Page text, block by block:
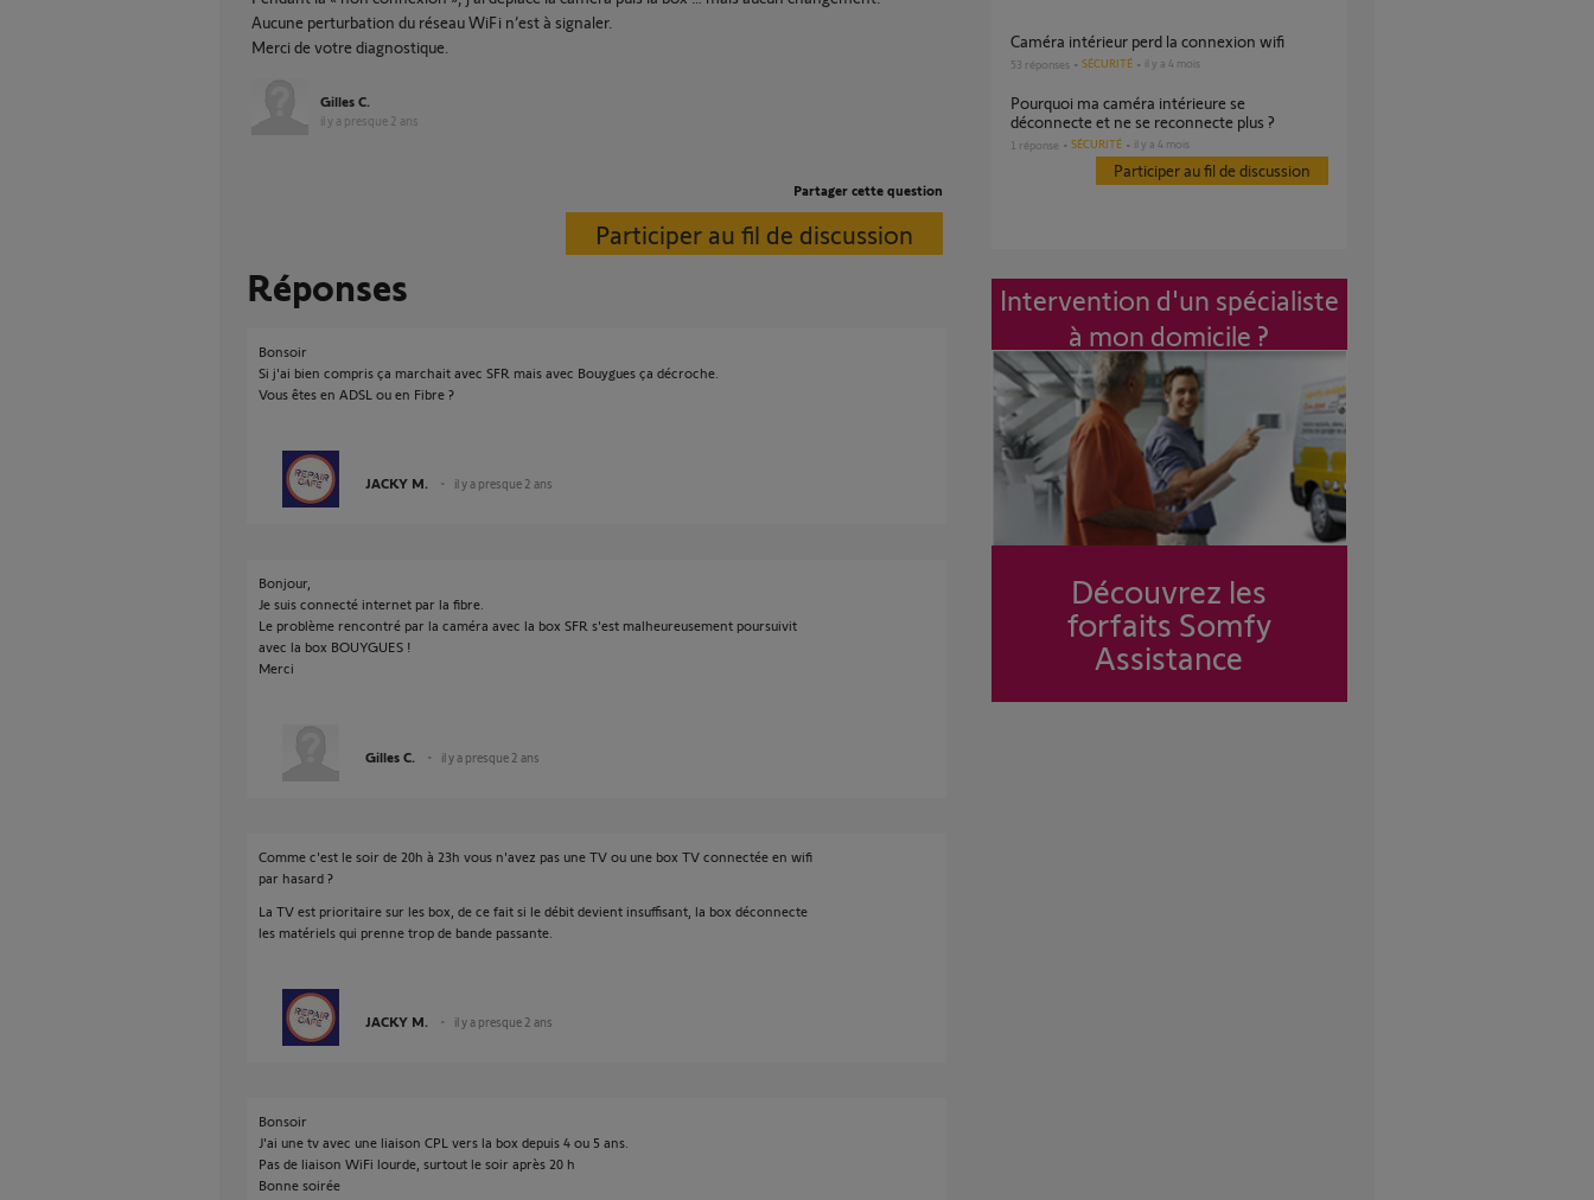
Aucune perturbation du réseau WiFi n’est à signaler.
Merci de votre diagnostique.
Gilles C.
il y a presque 2 ans
Partager cette question
Participer au fil de discussion
Réponses
Bonsoir
Si j'ai bien compris ça marchait avec SFR mais avec Bouygues ça décroche.
Vous êtes en ADSL ou en Fibre ?
JACKY M. il y a presque 2 ans
Bonjour,
Je suis connecté internet par la fibre.
Le problème rencontré par la caméra avec la box SFR s'est malheureusement poursuivit
avec la box BOUYGUES !
Merci
Gilles C. il y a presque 2 ans
Comme c'est le soir de 20h à 23h vous n'avez pas une TV ou une box TV connectée en wifi
par hasard ?
La TV est prioritaire sur les box, de ce fait si le débit devient insuffisant, la box déconnecte
les matériels qui prenne trop de bande passante.
JACKY M. il y a presque 2 ans
Bonsoir
J'ai une tv avec une liaison CPL vers la box depuis 4 ou 5 ans.
Pas de liaison WiFi lourde, surtout le soir après 20 h
Bonne soirée
Caméra intérieur perd la connexion wifi
53 réponses SÉCURITÉ il y a 4 mois
Pourquoi ma caméra intérieure se
déconnecte et ne se reconnecte plus ?
1 réponse SÉCURITÉ il y a 4 mois
Participer au fil de discussion
Intervention d'un spécialiste
à mon domicile ?
Découvrez les
forfaits Somfy
Assistance